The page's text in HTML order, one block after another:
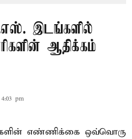
இடங்களில்
ஆதிக்கம்
pm
எண்ணிக்கை ஒவ்வொரு